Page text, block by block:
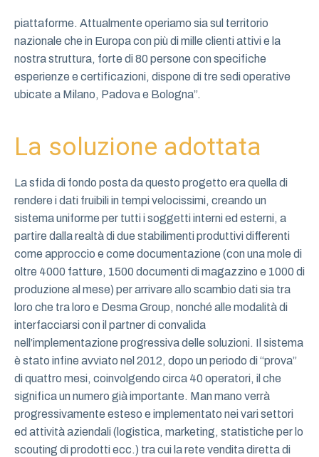
piattaforme. Attualmente operiamo sia sul territorio
nazionale che in Europa con più di mille clienti attivi e la
nostra struttura, forte di 80 persone con specifiche
esperienze e certificazioni, dispone di tre sedi operative
ubicate a Milano, Padova e Bologna”.
La soluzione adottata
La sfida di fondo posta da questo progetto era quella di
rendere i dati fruibili in tempi velocissimi, creando un
sistema uniforme per tutti i soggetti interni ed esterni, a
partire dalla realtà di due stabilimenti produttivi differenti
come approccio e come documentazione (con una mole di
oltre 4000 fatture, 1500 documenti di magazzino e 1000 di
produzione al mese) per arrivare allo scambio dati sia tra
loro che tra loro e Desma Group, nonché alle modalità di
interfacciarsi con il partner di convalida
nell’implementazione progressiva delle soluzioni. Il sistema
è stato infine avviato nel 2012, dopo un periodo di “prova”
di quattro mesi, coinvolgendo circa 40 operatori, il che
significa un numero già importante. Man mano verrà
progressivamente esteso e implementato nei vari settori
ed attività aziendali (logistica, marketing, statistiche per lo
scouting di prodotti ecc.) tra cui la rete vendita diretta di